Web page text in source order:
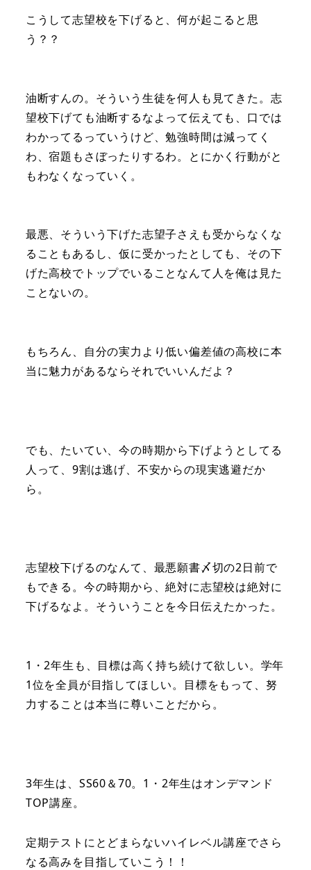
こうして志望校を下げると、何が起こると思
う？？
油断すんの。そういう生徒を何人も見てきた。志
望校下げても油断するなよって伝えても、口では
わかってるっていうけど、勉強時間は減ってく
わ、宿題もさぼったりするわ。とにかく行動がと
もわなくなっていく。
最悪、そういう下げた志望子さえも受からなくな
ることもあるし、仮に受かったとしても、その下
げた高校でトップでいることなんて人を俺は見た
ことないの。
もちろん、自分の実力より低い偏差値の高校に本
当に魅力があるならそれでいいんだよ？
でも、たいてい、今の時期から下げようとしてる
人って、9割は逃げ、不安からの現実逃避だか
ら。
志望校下げるのなんて、最悪願書〆切の2日前で
もできる。今の時期から、絶対に志望校は絶対に
下げるなよ。そういうことを今日伝えたかった。
1・2年生も、目標は高く持ち続けて欲しい。学年
1位を全員が目指してほしい。目標をもって、努
力することは本当に尊いことだから。
3年生は、SS60＆70。1・2年生はオンデマンド
TOP講座。
定期テストにとどまらないハイレベル講座でさら
なる高みを目指していこう！！